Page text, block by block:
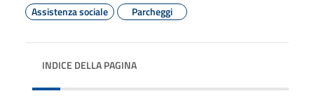
Assistenza sociale
Parcheggi
INDICE DELLA PAGINA